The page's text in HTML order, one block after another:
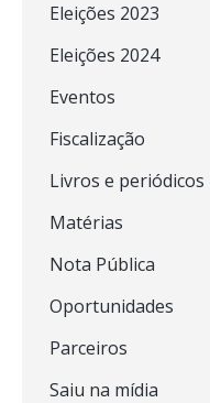
Eleições 2023
Eleições 2024
Eventos
Fiscalização
Livros e periódicos
Matérias
Nota Pública
Oportunidades
Parceiros
Saiu na mídia